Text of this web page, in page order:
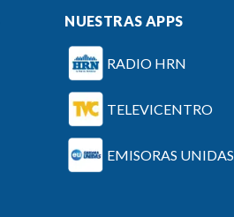
NUESTRAS APPS
RADIO HRN
TELEVICENTRO
EMISORAS UNIDAS